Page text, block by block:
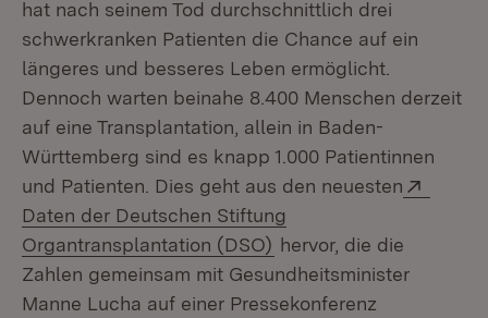
hat nach seinem Tod durchschnittlich drei
schwerkranken Patienten die Chance auf ein
längeres und besseres Leben ermöglicht.
Dennoch warten beinahe 8.400 Menschen derzeit
auf eine Transplantation, allein in Baden-
Württemberg sind es knapp 1.000 Patientinnen
und Patienten. Dies geht aus den neuesten
Daten der Deutschen Stiftung
Organtransplantation (DSO) (Öffnet in neuem
hervor, die die
Zahlen gemeinsam mit Gesundheitsminister
Manne Lucha auf einer Pressekonferenz